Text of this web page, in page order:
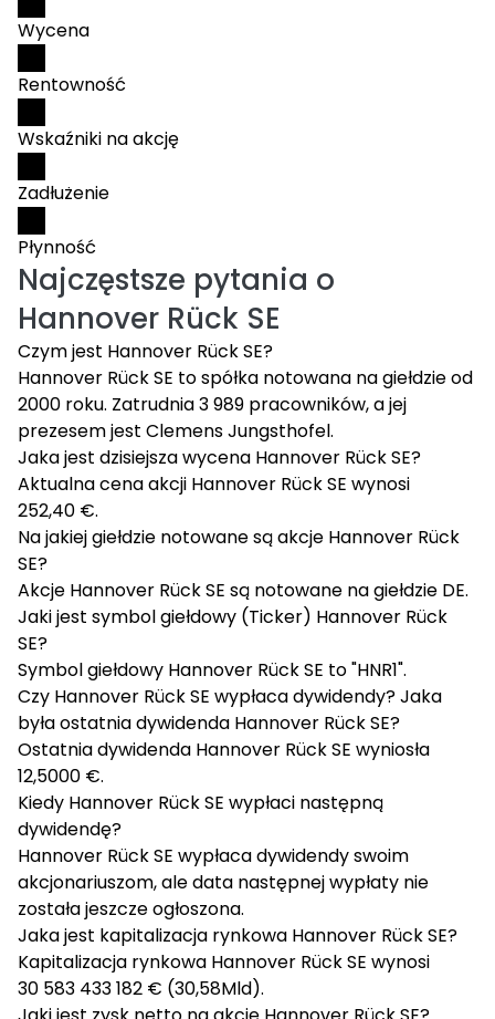
Wycena
Rentowność
Wskaźniki na akcję
Zadłużenie
Płynność
Najczęstsze pytania o
Hannover Rück SE
Czym jest Hannover Rück SE?
Hannover Rück SE to spółka notowana na giełdzie od
2000 roku. Zatrudnia 3 989 pracowników, a jej
prezesem jest Clemens Jungsthofel.
Jaka jest dzisiejsza wycena Hannover Rück SE?
Aktualna cena akcji Hannover Rück SE wynosi
252,40 €.
Na jakiej giełdzie notowane są akcje Hannover Rück
SE?
Akcje Hannover Rück SE są notowane na giełdzie DE.
Jaki jest symbol giełdowy (Ticker) Hannover Rück
SE?
Symbol giełdowy Hannover Rück SE to "HNR1".
Czy Hannover Rück SE wypłaca dywidendy? Jaka
była ostatnia dywidenda Hannover Rück SE?
Ostatnia dywidenda Hannover Rück SE wyniosła
12,5000 €.
Kiedy Hannover Rück SE wypłaci następną
dywidendę?
Hannover Rück SE wypłaca dywidendy swoim
akcjonariuszom, ale data następnej wypłaty nie
została jeszcze ogłoszona.
Jaka jest kapitalizacja rynkowa Hannover Rück SE?
Kapitalizacja rynkowa Hannover Rück SE wynosi
30 583 433 182 € (30,58Mld).